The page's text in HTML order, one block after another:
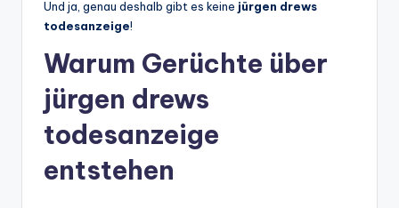
Und ja, genau deshalb gibt es keine jürgen drews
todesanzeige!
Warum Gerüchte über
jürgen drews
todesanzeige
entstehen